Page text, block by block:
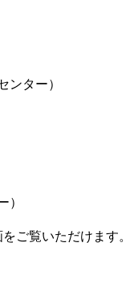
ター）
）
ご覧いただけます。